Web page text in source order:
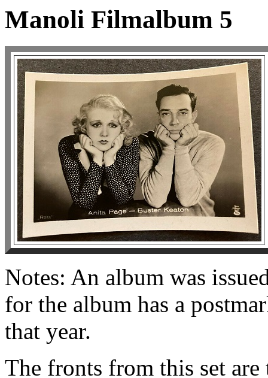
Manoli Filmalbum 5
Notes: An album was
for the album has a
that year.
The fronts from this set are